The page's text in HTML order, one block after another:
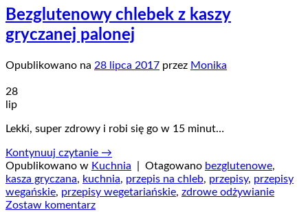
Bezglutenowy chlebek z kaszy
gryczanej palonej
Opublikowano na 28 lipca 2017 przez Monika
28
lip
Lekki, super zdrowy i robi się go w 15 minut…
Kontynuuj czytanie →
Opublikowano w Kuchnia Otagowano bezglutenowe,
kasza gryczana, kuchnia, przepis na chleb, przepisy, przepisy
wegańskie, przepisy wegetariańskie, zdrowe odżywianie
Zostaw komentarz